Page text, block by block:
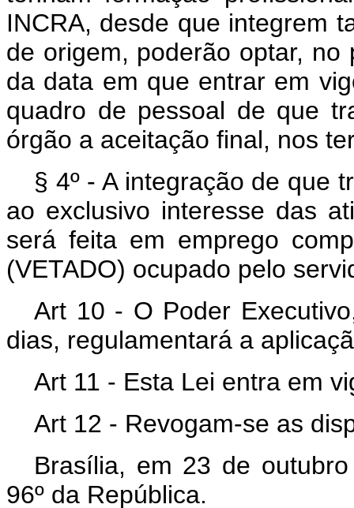
INCRA, desde que integrem
de origem, poderão optar,
da data em que entrar em
quadro de pessoal de que
órgão a aceitação final, nos
§ 4º - A integração de que
ao exclusivo interesse das
será feita em emprego
(VETADO) ocupado pelo
Art 10 - O Poder
dias, regulamentará a
Art 11 - Esta Lei entra em
Art 12 - Revogam-se as
Brasília, em 23 de
96º da República.